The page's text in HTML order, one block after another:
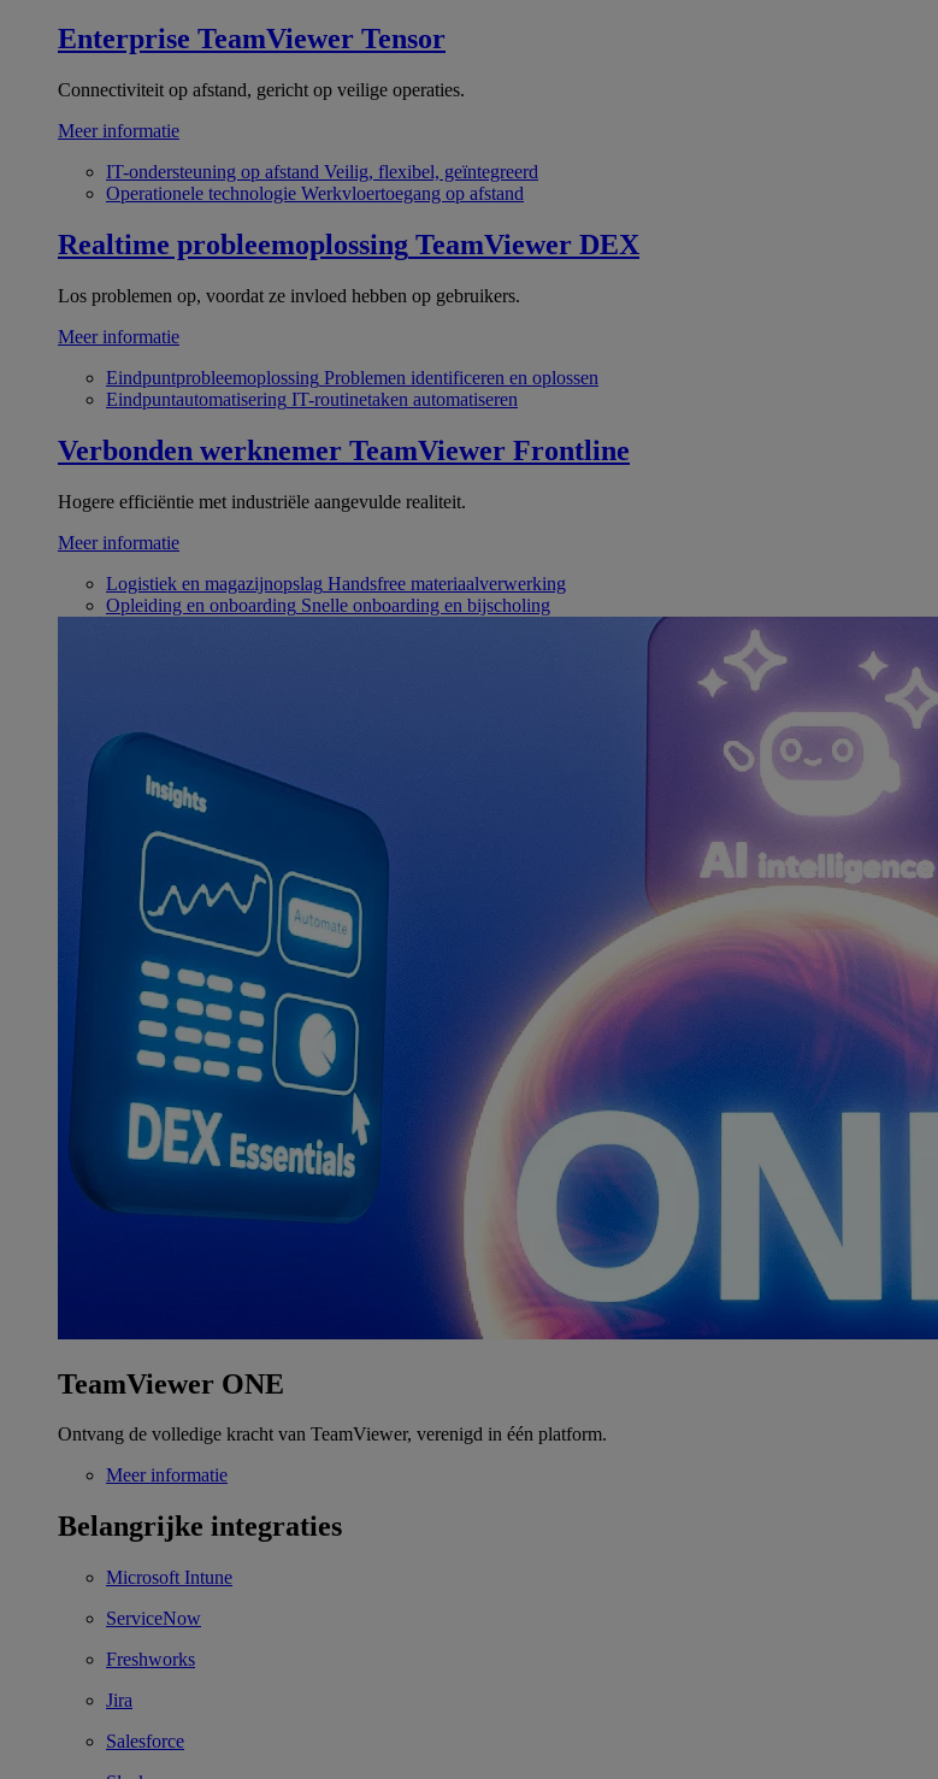
Enterprise TeamViewer Tensor
Connectiviteit op afstand, gericht op veilige operaties.
Meer informatie
IT-ondersteuning op afstand Veilig, flexibel, geïntegreerd
Operationele technologie Werkvloertoegang op afstand
Realtime probleemoplossing TeamViewer DEX
Los problemen op, voordat ze invloed hebben op gebruikers.
Meer informatie
Eindpuntprobleemoplossing Problemen identificeren en oplossen
Eindpuntautomatisering IT-routinetaken automatiseren
Verbonden werknemer TeamViewer Frontline
Hogere efficiëntie met industriële aangevulde realiteit.
Meer informatie
Logistiek en magazijnopslag Handsfree materiaalverwerking
Opleiding en onboarding Snelle onboarding en bijscholing
TeamViewer ONE
Ontvang de volledige kracht van TeamViewer, verenigd in één platform.
Meer informatie
Belangrijke integraties
Microsoft Intune
ServiceNow
Freshworks
Jira
Salesforce